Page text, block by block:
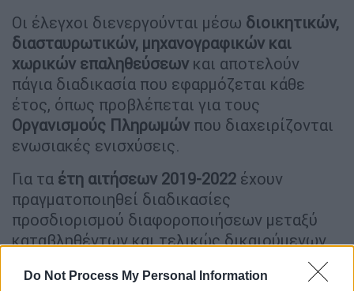
Do Not Process My Personal Information
Οι έλεγχοι διενεργούνται μέσω διοικητικών,
διασταυρωτικών, μηχανογραφικών και
χωρικών επαληθεύσεων και αποτελούν
πάγια διαδικασία που εφαρμόζεται κάθε
έτος, όπως προβλέπεται για τους
Οργανισμούς Πληρωμών που διαχειρίζονται
ενωσιακές ενισχύσεις.
Για τα έτη αιτήσεων 2019-2022 έχουν
πραγματοποιηθεί διαδικασίες
προσδιορισμού διαφοροποιήσεων μεταξύ
καταβληθέντων και τελικώς δικαιούμενων
δικαιούχων παραγωγών και δυνατότητα